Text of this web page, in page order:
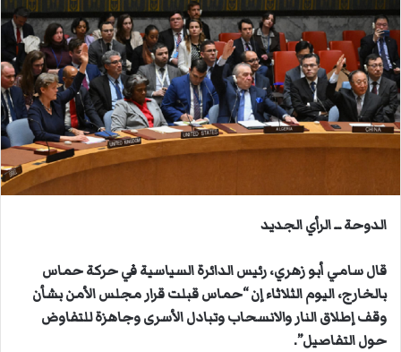
ل
ب
ر
ي
د
ا
ر
ن
ا
الدوحة ــ الرأي الجديد
قال سامي أبو زهري، رئيس الدائرة السياسية في حركة حماس
بالخارج، اليوم الثلاثاء إن “حماس قبلت قرار مجلس الأمن بشأن
وقف إطلاق النار والانسحاب وتبادل الأسرى وجاهزة للتفاوض
حول التفاصيل”.